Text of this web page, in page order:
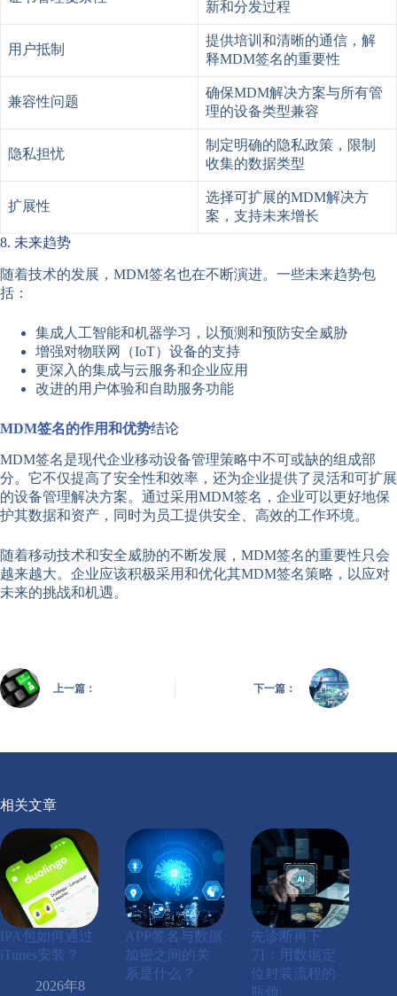
新和分发过程
用户抵制
提供培训和清晰的通信，解
释MDM签名的重要性
兼容性问题
确保MDM解决方案与所有管
理的设备类型兼容
隐私担忧
制定明确的隐私政策，限制
收集的数据类型
扩展性
选择可扩展的MDM解决方
案，支持未来增长
8. 未来趋势
随着技术的发展，MDM签名也在不断演进。一些未来趋势包
括：
集成人工智能和机器学习，以预测和预防安全威胁
增强对物联网（IoT）设备的支持
更深入的集成与云服务和企业应用
改进的用户体验和自助服务功能
MDM签名的作用和优势结论
MDM签名是现代企业移动设备管理策略中不可或缺的组成部
分。它不仅提高了安全性和效率，还为企业提供了灵活和可扩展
的设备管理解决方案。通过采用MDM签名，企业可以更好地保
护其数据和资产，同时为员工提供安全、高效的工作环境。
随着移动技术和安全威胁的不断发展，MDM签名的重要性只会
越来越大。企业应该积极采用和优化其MDM签名策略，以应对
未来的挑战和机遇。
上一篇： 下一篇：
相关文章
IPA包如何通过
iTunes安装？
2026年8
APP签名与数据
加密之间的关
系是什么？
先诊断再下
刀：用数据定
位封装流程的
瓶颈